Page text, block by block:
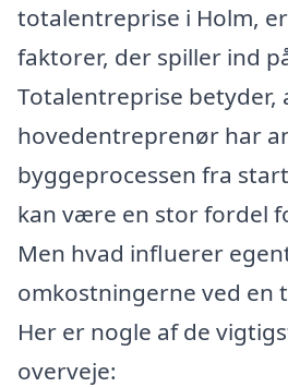
totalentreprise i Holm,
faktorer, der spiller ind
Totalentreprise betyder,
hovedentreprenør har
byggeprocessen fra
kan være en stor fordel
Men hvad influerer
omkostningerne ved en
Her er nogle af de
overveje: